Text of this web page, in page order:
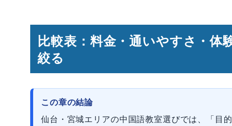
比較表：料金・通いやすさ・体
絞る
この章の結論
仙台・宮城エリアの中国語教室選びでは、「目